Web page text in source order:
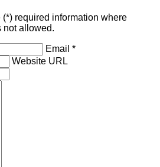
(*) required information where
not allowed.
Email *
Website URL